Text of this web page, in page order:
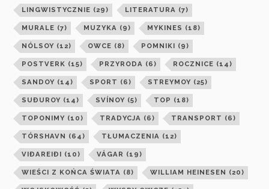
LINGWISTYCZNIE (29) LITERATURA (7)
MURALE (7) MUZYKA (9) MYKINES (18)
NÓLSOY (12) OWCE (8) POMNIKI (9)
POSTVERK (15) PRZYRODA (6) ROCZNICE (14)
SANDOY (14) SPORT (6) STREYMOY (25)
SUÐUROY (14) SVÍNOY (5) TOP (18)
TOPONIMY (10) TRADYCJA (6) TRANSPORT (6)
TÓRSHAVN (64) TŁUMACZENIA (12)
VIÐAREIÐI (10) VÁGAR (19)
WIEŚCI Z KOŃCA ŚWIATA (8) WILLIAM HEINESEN (20)